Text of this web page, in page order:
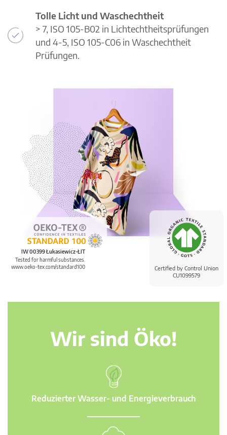
Certified by Control Union
CU1099579
IW 00399 Łukasiewicz-ŁIT
Tested for harmful substances.
www.oeko-tex.com/standard100
Tolle Licht und Waschechtheit
> 7, ISO 105-B02 in Lichtechtheitsprüfungen
und 4-5, ISO 105-C06 in Waschechtheit
Prüfungen.
Wir sind Öko!
Reduzierter Wasser- und Energieverbrauch